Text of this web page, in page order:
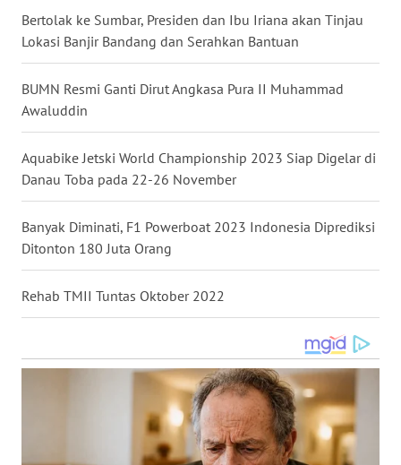
Bertolak ke Sumbar, Presiden dan Ibu Iriana akan Tinjau
Lokasi Banjir Bandang dan Serahkan Bantuan
BUMN Resmi Ganti Dirut Angkasa Pura II Muhammad
Awaluddin
Aquabike Jetski World Championship 2023 Siap Digelar di
Danau Toba pada 22-26 November
Banyak Diminati, F1 Powerboat 2023 Indonesia Diprediksi
Ditonton 180 Juta Orang
Rehab TMII Tuntas Oktober 2022
WN
JATENG
WN
NUSANTARA
WN
JOGJA
WN
JATIM
WN
WN